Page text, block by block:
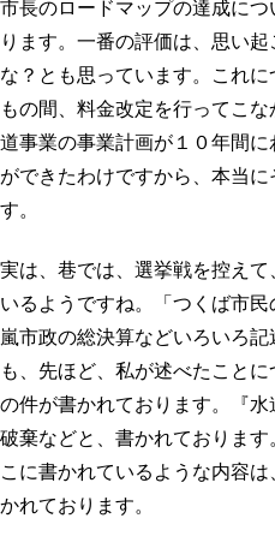
市長のロードマップの達成に
ります。一番の評価は、思い
な？とも思っています。これ
もの間、料金改定を行ってこ
道事業の事業計画が１０年間
ができたわけですから、本当
す。
実は、巷では、選挙戦を控え
いるようですね。「つくば市
嵐市政の総決算などいろいろ
も、先ほど、私が述べたこと
の件が書かれております。『
破棄などと、書かれておりま
こに書かれているような内容
かれております。